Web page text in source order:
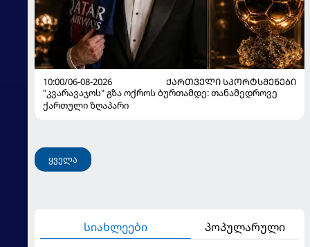
10:00/06-08-2026
ᲥᲐᲠᲗᲕᲔᲚᲘ ᲡᲞᲝᲠᲢᲡᲛᲔᲜᲔᲑᲘ
"კვარავაჯოს" გზა ოქროს ბურთამდე: თანამედროვე
ქართული ზღაპარი
ყველა
სიახლეები პოპულარული